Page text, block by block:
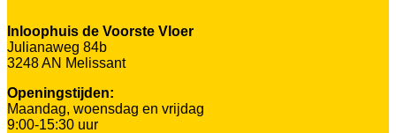
Inloophuis de Voorste Vloer
Julianaweg 84b
3248 AN Melissant
Openingstijden:
Maandag, woensdag en vrijdag
9:00-15:30 uur